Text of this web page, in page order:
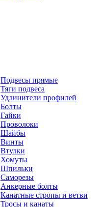
Подвесы прямые
Тяги подвеса
Удлинители профилей
Болты
Гайки
Проволоки
Шайбы
Винты
Втулки
Хомуты
Шпильки
Саморезы
Анкерные болты
Канатные стропы и ветви
Тросы и канаты